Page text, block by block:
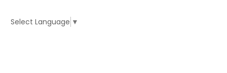
Select Language ▼